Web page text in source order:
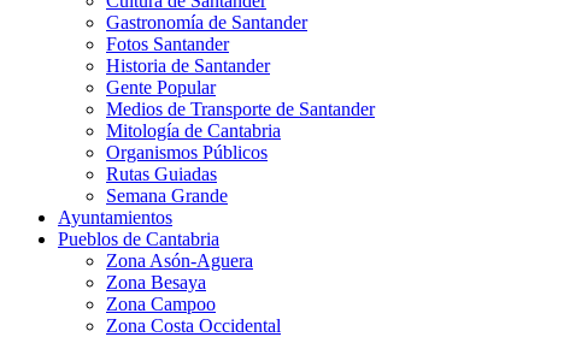
Gastronomía de Santander
Fotos Santander
Historia de Santander
Gente Popular
Medios de Transporte de Santander
Mitología de Cantabria
Organismos Públicos
Rutas Guiadas
Semana Grande
Ayuntamientos
Pueblos de Cantabria
Zona Asón-Aguera
Zona Besaya
Zona Campoo
Zona Costa Occidental